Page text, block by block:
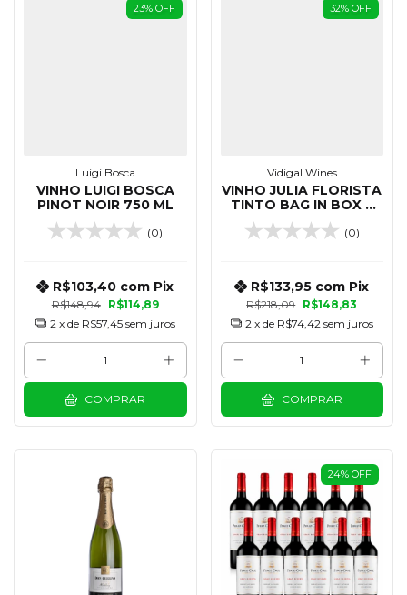
23% OFF
Luigi Bosca
VINHO LUIGI BOSCA
PINOT NOIR 750 ML
(0)
R$148,94 R$114,89
R$103,40 com Pix
2 x de R$57,45 sem juros
COMPRAR
32% OFF
Vidigal Wines
VINHO JULIA FLORISTA
TINTO BAG IN BOX 5
LITROS
(0)
R$218,09 R$148,83
R$133,95 com Pix
2 x de R$74,42 sem juros
COMPRAR
24% OFF